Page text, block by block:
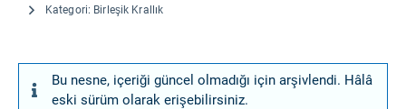
Kategori: Birleşik Krallık
Bu nesne, içeriği güncel olmadığı için arşivlendi. Hâlâ
eski sürüm olarak erişebilirsiniz.